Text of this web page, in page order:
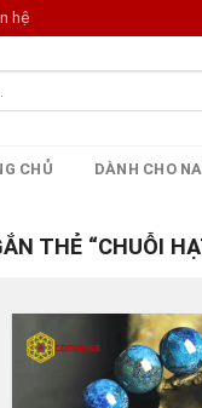
hệ
CHỦ DÀNH CHO
THẺ “CHUỖI